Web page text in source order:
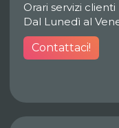
Orari servizi clienti
Dal Lunedì al
Contattaci!